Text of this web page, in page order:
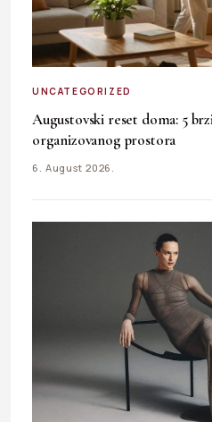
UNCATEGORIZED
Augustovski reset doma: 5
organizovanog prostora
6. August 2026.